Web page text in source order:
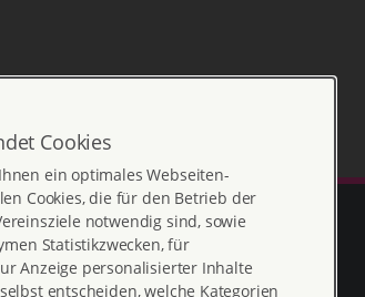
Cookies
ein optimales Webseiten-
Cookies, die für den Betrieb der
notwendig sind, sowie
Statistikzwecken, für
Anzeige personalisierter Inhalte
entscheiden, welche Kategorien